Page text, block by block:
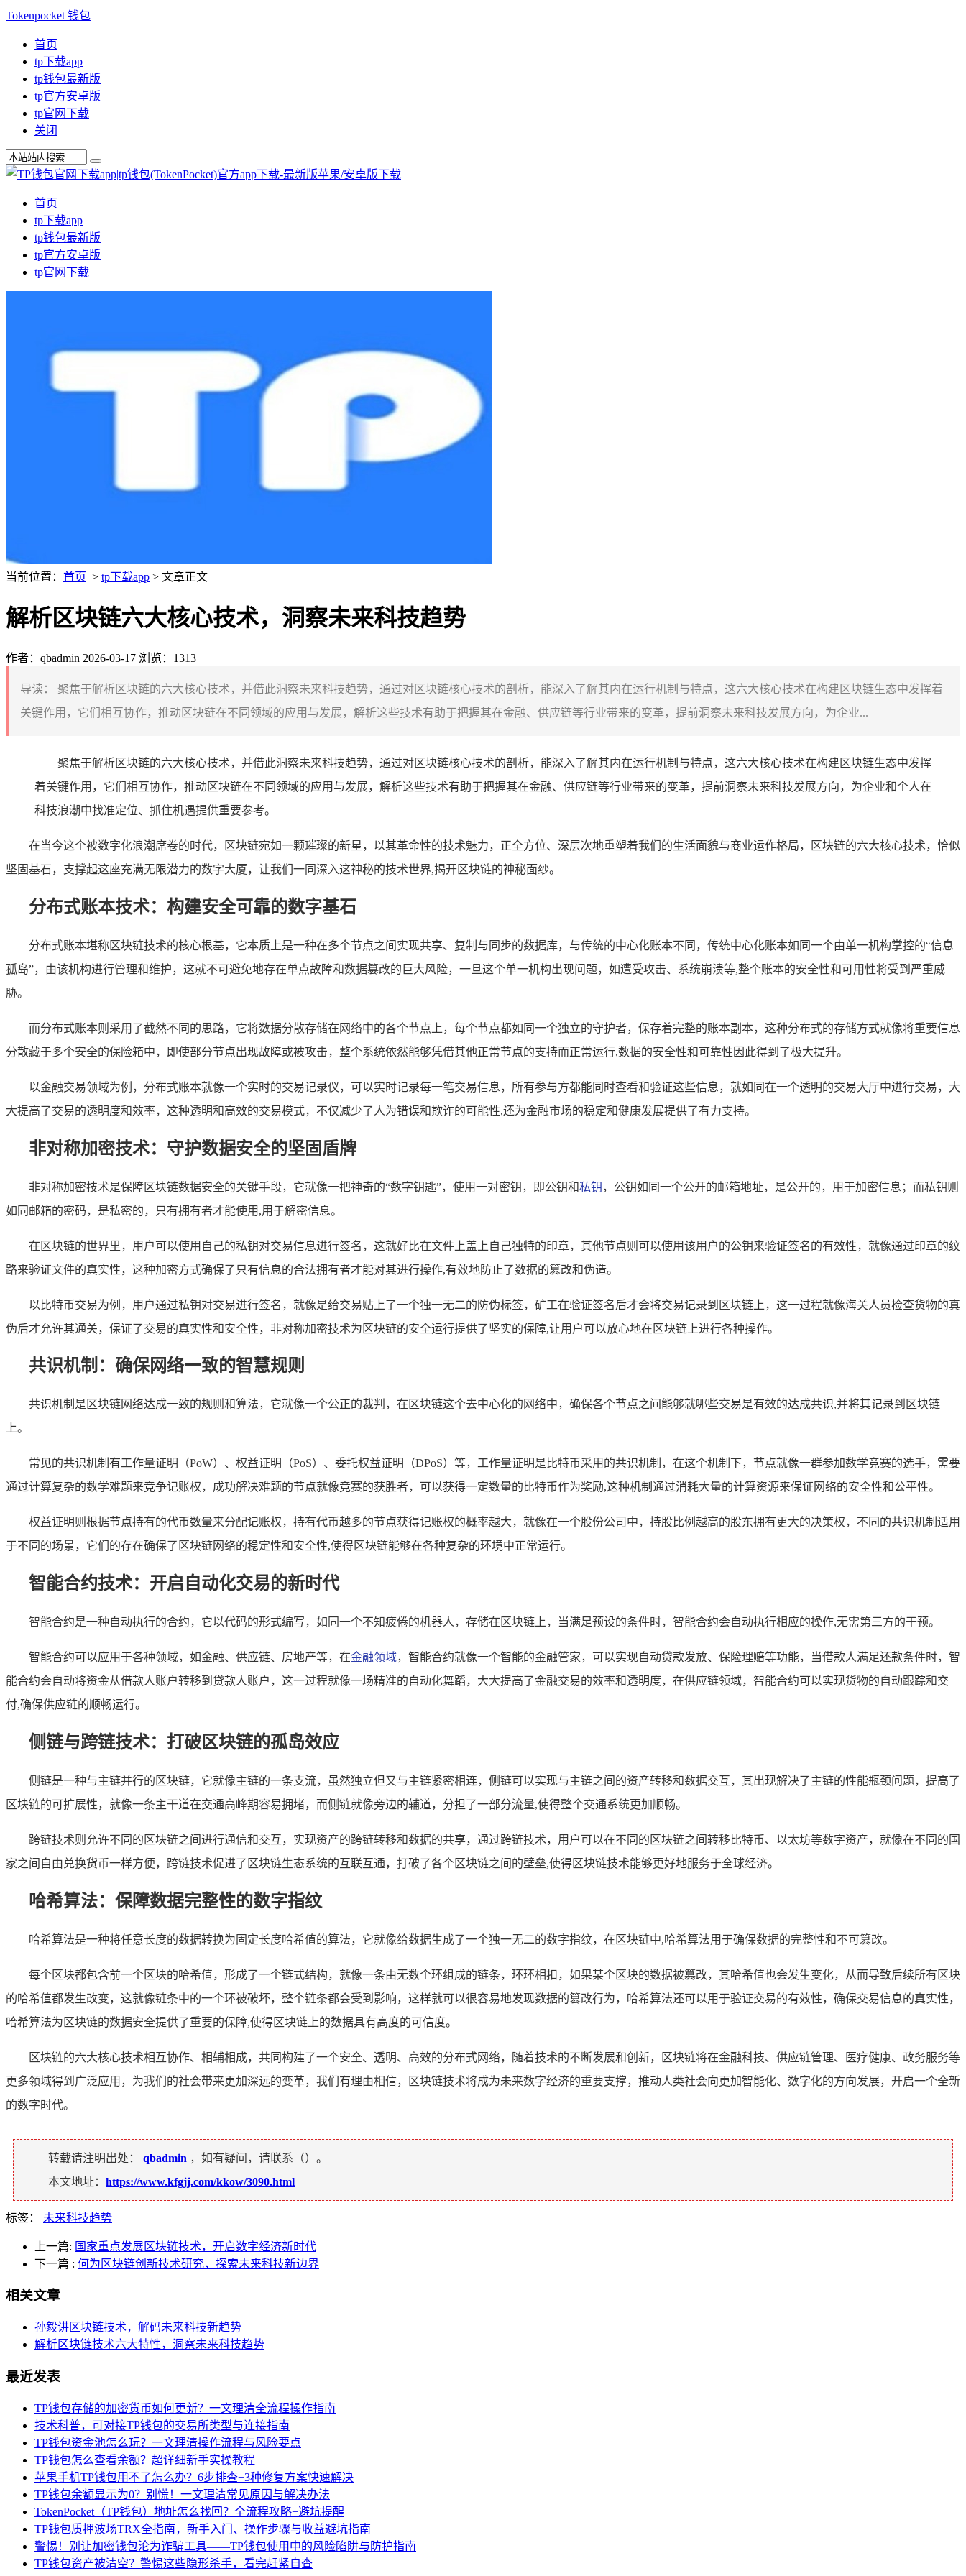
Tokenpocket 钱包
首页
tp下载app
tp钱包最新版
tp官方安卓版
tp官网下载
关闭
首页
tp下载app
tp钱包最新版
tp官方安卓版
tp官网下载
当前位置： 首页 > tp下载app > 文章正文
解析区块链六大核心技术，洞察未来科技趋势
作者：qbadmin 2026-03-17 浏览：1313
导读：
聚焦于解析区块链的六大核心技术，并借此洞察未来科技趋势，通过对区块链核心技术的剖析，能深入了解其内在运行机制与特点，这六大核心技术在构建区块链生态中发挥着
关键作用，它们相互协作，推动区块链在不同领域的应用与发展，解析这些技术有助于把握其在金融、供应链等行业带来的变革，提前洞察未来科技发展方向，为企业...
聚焦于解析区块链的六大核心技术，并借此洞察未来科技趋势，通过对区块链核心技术的剖析，能深入了解其内在运行机制与特点，这六大核心技术在构建区块链生态中发挥
着关键作用，它们相互协作，推动区块链在不同领域的应用与发展，解析这些技术有助于把握其在金融、供应链等行业带来的变革，提前洞察未来科技发展方向，为企业和个人在
科技浪潮中找准定位、抓住机遇提供重要参考。
在当今这个被数字化浪潮席卷的时代，区块链宛如一颗璀璨的新星，以其革命性的技术魅力，正全方位、深层次地重塑着我们的生活面貌与商业运作格局，区块链的六大核心技术，恰似
坚固基石，支撑起这座充满无限潜力的数字大厦，让我们一同深入这神秘的技术世界,揭开区块链的神秘面纱。
分布式账本技术：构建安全可靠的数字基石
分布式账本堪称区块链技术的核心根基，它本质上是一种在多个节点之间实现共享、复制与同步的数据库，与传统的中心化账本不同，传统中心化账本如同一个由单一机构掌控的“信息
孤岛”，由该机构进行管理和维护，这就不可避免地存在单点故障和数据篡改的巨大风险，一旦这个单一机构出现问题，如遭受攻击、系统崩溃等,整个账本的安全性和可用性将受到严重威
胁。
而分布式账本则采用了截然不同的思路，它将数据分散存储在网络中的各个节点上，每个节点都如同一个独立的守护者，保存着完整的账本副本，这种分布式的存储方式就像将重要信息
分散藏于多个安全的保险箱中，即使部分节点出现故障或被攻击，整个系统依然能够凭借其他正常节点的支持而正常运行,数据的安全性和可靠性因此得到了极大提升。
以金融交易领域为例，分布式账本就像一个实时的交易记录仪，可以实时记录每一笔交易信息，所有参与方都能同时查看和验证这些信息，就如同在一个透明的交易大厅中进行交易，大
大提高了交易的透明度和效率，这种透明和高效的交易模式，不仅减少了人为错误和欺诈的可能性,还为金融市场的稳定和健康发展提供了有力支持。
非对称加密技术：守护数据安全的坚固盾牌
非对称加密技术是保障区块链数据安全的关键手段，它就像一把神奇的“数字钥匙”，使用一对密钥，即公钥和私钥 ，公钥如同一个公开的邮箱地址，是公开的，用于加密信息；而私钥则
如同邮箱的密码，是私密的，只有拥有者才能使用,用于解密信息。
在区块链的世界里，用户可以使用自己的私钥对交易信息进行签名，这就好比在文件上盖上自己独特的印章，其他节点则可以使用该用户的公钥来验证签名的有效性，就像通过印章的纹
路来验证文件的真实性，这种加密方式确保了只有信息的合法拥有者才能对其进行操作,有效地防止了数据的篡改和伪造。
以比特币交易为例，用户通过私钥对交易进行签名，就像是给交易贴上了一个独一无二的防伪标签，矿工在验证签名后才会将交易记录到区块链上，这一过程就像海关人员检查货物的真
伪后才允许其通关，保证了交易的真实性和安全性，非对称加密技术为区块链的安全运行提供了坚实的保障,让用户可以放心地在区块链上进行各种操作。
共识机制：确保网络一致的智慧规则
共识机制是区块链网络达成一致的规则和算法，它就像一个公正的裁判，在区块链这个去中心化的网络中，确保各个节点之间能够就哪些交易是有效的达成共识,并将其记录到区块链
上。
常见的共识机制有工作量证明（PoW）、权益证明（PoS）、委托权益证明（DPoS）等，工作量证明是比特币采用的共识机制，在这个机制下，节点就像一群参加数学竞赛的选手，需要
通过计算复杂的数学难题来竞争记账权，成功解决难题的节点就像竞赛的获胜者，可以获得一定数量的比特币作为奖励,这种机制通过消耗大量的计算资源来保证网络的安全性和公平性。
权益证明则根据节点持有的代币数量来分配记账权，持有代币越多的节点获得记账权的概率越大，就像在一个股份公司中，持股比例越高的股东拥有更大的决策权，不同的共识机制适用
于不同的场景，它们的存在确保了区块链网络的稳定性和安全性,使得区块链能够在各种复杂的环境中正常运行。
智能合约技术：开启自动化交易的新时代
智能合约是一种自动执行的合约，它以代码的形式编写，如同一个不知疲倦的机器人，存储在区块链上，当满足预设的条件时，智能合约会自动执行相应的操作,无需第三方的干预。
智能合约可以应用于各种领域，如金融、供应链、房地产等，在金融领域，智能合约就像一个智能的金融管家，可以实现自动贷款发放、保险理赔等功能，当借款人满足还款条件时，智
能合约会自动将资金从借款人账户转移到贷款人账户，这一过程就像一场精准的自动化舞蹈，大大提高了金融交易的效率和透明度，在供应链领域，智能合约可以实现货物的自动跟踪和交
付,确保供应链的顺畅运行。
侧链与跨链技术：打破区块链的孤岛效应
侧链是一种与主链并行的区块链，它就像主链的一条支流，虽然独立但又与主链紧密相连，侧链可以实现与主链之间的资产转移和数据交互，其出现解决了主链的性能瓶颈问题，提高了
区块链的可扩展性，就像一条主干道在交通高峰期容易拥堵，而侧链就像旁边的辅道，分担了一部分流量,使得整个交通系统更加顺畅。
跨链技术则允许不同的区块链之间进行通信和交互，实现资产的跨链转移和数据的共享，通过跨链技术，用户可以在不同的区块链之间转移比特币、以太坊等数字资产，就像在不同的国
家之间自由兑换货币一样方便，跨链技术促进了区块链生态系统的互联互通，打破了各个区块链之间的壁垒,使得区块链技术能够更好地服务于全球经济。
哈希算法：保障数据完整性的数字指纹
哈希算法是一种将任意长度的数据转换为固定长度哈希值的算法，它就像给数据生成了一个独一无二的数字指纹，在区块链中,哈希算法用于确保数据的完整性和不可篡改。
每个区块都包含前一个区块的哈希值，形成了一个链式结构，就像一条由无数个环组成的链条，环环相扣，如果某个区块的数据被篡改，其哈希值也会发生变化，从而导致后续所有区块
的哈希值都发生改变，这就像链条中的一个环被破坏，整个链条都会受到影响，这样就可以很容易地发现数据的篡改行为，哈希算法还可以用于验证交易的有效性，确保交易信息的真实性，
哈希算法为区块链的数据安全提供了重要的保障,使得区块链上的数据具有高度的可信度。
区块链的六大核心技术相互协作、相辅相成，共同构建了一个安全、透明、高效的分布式网络，随着技术的不断发展和创新，区块链将在金融科技、供应链管理、医疗健康、政务服务等
更多领域得到广泛应用，为我们的社会带来更加深远的变革，我们有理由相信，区块链技术将成为未来数字经济的重要支撑，推动人类社会向更加智能化、数字化的方向发展，开启一个全新
的数字时代。
转载请注明出处： qbadmin ，如有疑问，请联系（）。
本文地址： https://www.kfgjj.com/kkow/3090.html
标签： 未来科技趋势
上一篇: 国家重点发展区块链技术，开启数字经济新时代
下一篇 : 何为区块链创新技术研究，探索未来科技新边界
相关文章
孙毅讲区块链技术，解码未来科技新趋势
解析区块链技术六大特性，洞察未来科技趋势
最近发表
TP钱包存储的加密货币如何更新？一文理清全流程操作指南
技术科普，可对接TP钱包的交易所类型与连接指南
TP钱包资金池怎么玩？一文理清操作流程与风险要点
TP钱包怎么查看余额？超详细新手实操教程
苹果手机TP钱包用不了怎么办？6步排查+3种修复方案快速解决
TP钱包余额显示为0？别慌！一文理清常见原因与解决办法
TokenPocket（TP钱包）地址怎么找回？全流程攻略+避坑提醒
TP钱包质押波场TRX全指南，新手入门、操作步骤与收益避坑指南
警惕！别让加密钱包沦为诈骗工具——TP钱包使用中的风险陷阱与防护指南
TP钱包资产被清空？警惕这些隐形杀手，看完赶紧自查